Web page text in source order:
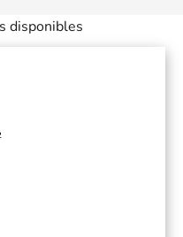
disponibles